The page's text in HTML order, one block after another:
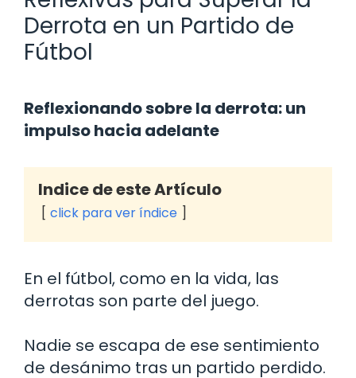
Derrota en un Partido de
Fútbol
Reflexionando sobre la derrota: un
impulso hacia adelante
Indice de este Artículo
click para ver índice
En el fútbol, como en la vida, las
derrotas son parte del juego.
Nadie se escapa de ese sentimiento
de desánimo tras un partido perdido.